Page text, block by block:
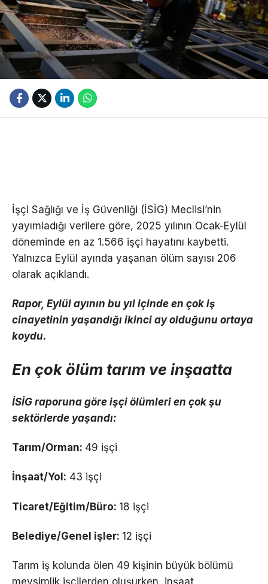
İşçi Sağlığı ve İş Güvenliği (İSİG) Meclisi’nin
yayımladığı verilere göre, 2025 yılının Ocak-Eylül
döneminde en az 1.566 işçi hayatını kaybetti.
Yalnızca Eylül ayında yaşanan ölüm sayısı 206
olarak açıklandı.
Rapor, Eylül ayının bu yıl içinde en çok iş
cinayetinin yaşandığı ikinci ay olduğunu ortaya
koydu.
En çok ölüm tarım ve inşaatta
İSİG raporuna göre işçi ölümleri en çok şu
sektörlerde yaşandı:
Tarım/Orman: 49 işçi
İnşaat/Yol: 43 işçi
Ticaret/Eğitim/Büro: 18 işçi
Belediye/Genel işler: 12 işçi
Tarım iş kolunda ölen 49 kişinin büyük bölümü
mevsimlik işçilerden oluşurken, inşaat